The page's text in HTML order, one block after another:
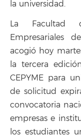
la universidad.
La Facultad
Empresariales
acogió hoy
la tercera
CEPYME para
de solicitud
convocatoria
empresas e
los estudiantes